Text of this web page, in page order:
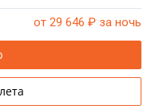
от 29 646 ₽ за ночь